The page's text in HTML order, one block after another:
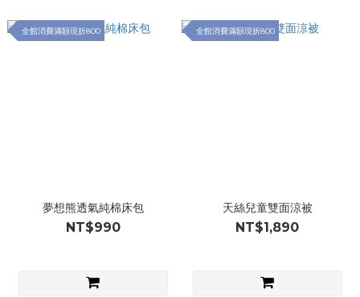
全館消費滿額現折800
夢想熊透氣純棉床包
NT$990
全館消費滿額現折800
天絲兒童雙面涼被
NT$1,890